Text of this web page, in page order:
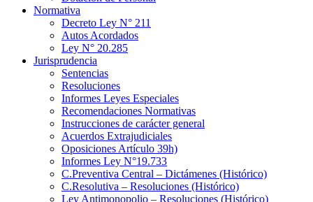
Normativa
Decreto Ley N° 211
Autos Acordados
Ley N° 20.285
Jurisprudencia
Sentencias
Resoluciones
Informes Leyes Especiales
Recomendaciones Normativas
Instrucciones de carácter general
Acuerdos Extrajudiciales
Oposiciones Artículo 39h)
Informes Ley N°19.733
C.Preventiva Central – Dictámenes (Histórico)
C.Resolutiva – Resoluciones (Histórico)
Ley Antimonopolio – Resoluciones (Histórico)